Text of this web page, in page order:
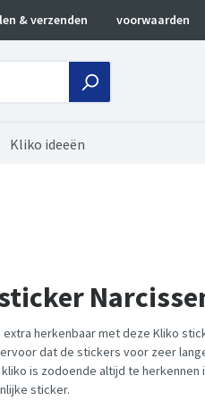
& verzenden voorwaarden
Kliko ideeën
extra herkenbaar met deze Kliko
dat de stickers voor zeer
kliko is zodoende altijd te
sticker.